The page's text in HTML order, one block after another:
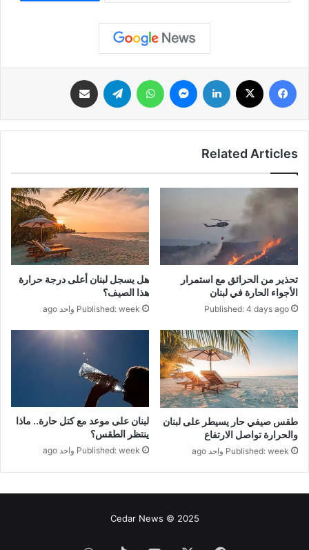
فيسبوك لينكدإن ماسنجر واتساب تيلقرام
Related Articles
تحذير من الحرائق مع استمرار
الأجواء الحارة في لبنان
Published: 4 days ago
هل يسجل لبنان أعلى درجة حرارة
هذا الصيف؟
Published: week واحد ago
طقس صيفي حار يسيطر على لبنان
والحرارة تواصل الارتفاع
Published: week واحد ago
لبنان على موعد مع كتل حارة.. ماذا
ينتظر الطقس؟
Published: week واحد ago
Cedar News © 2025